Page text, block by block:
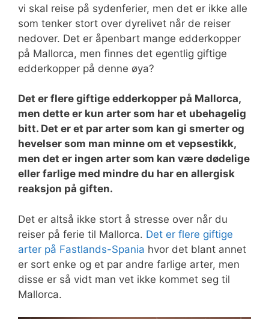
vi skal reise på sydenferier, men det er ikke alle
som tenker stort over dyrelivet når de reiser
nedover. Det er åpenbart mange edderkopper
på Mallorca, men finnes det egentlig giftige
edderkopper på denne øya?
Det er flere giftige edderkopper på Mallorca,
men dette er kun arter som har et ubehagelig
bitt. Det er et par arter som kan gi smerter og
hevelser som man minne om et vepsestikk,
men det er ingen arter som kan være dødelige
eller farlige med mindre du har en allergisk
reaksjon på giften.
Det er altså ikke stort å stresse over når du
reiser på ferie til Mallorca. Det er flere giftige
arter på Fastlands-Spania hvor det blant annet
er sort enke og et par andre farlige arter, men
disse er så vidt man vet ikke kommet seg til
Mallorca.